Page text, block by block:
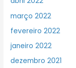
março 2022
fevereiro 2022
janeiro 2022
dezembro 2021